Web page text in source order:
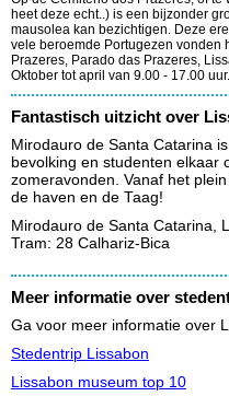
heet deze echt..) is een bijzonder
mausolea kan bezichtigen. Deze
vele beroemde Portugezen vonden
Prazeres, Parado das Prazeres,
Oktober tot april van 9.00 - 17.00
Fantastisch uitzicht over
Mirodauro de Santa Catarina
bevolking en studenten elkaar
zomeravonden. Vanaf het
de haven en de Taag!
Mirodauro de Santa Catarina,
Tram: 28 Calhariz-Bica
Meer informatie over
Ga voor meer informatie over
Stedentrip Lissabon
Lissabon museum top 10